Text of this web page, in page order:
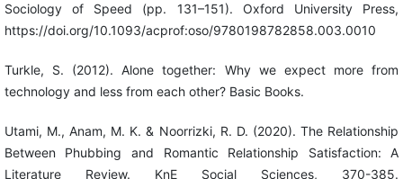
Sociology of Speed (pp. 131–151). Oxford University Press,
https://doi.org/10.1093/acprof:oso/9780198782858.003.0010
Turkle, S. (2012). Alone together: Why we expect more from
technology and less from each other? Basic Books.
Utami, M., Anam, M. K. & Noorrizki, R. D. (2020). The Relationship
Between Phubbing and Romantic Relationship Satisfaction: A
Literature Review. KnE Social Sciences, 370-385.